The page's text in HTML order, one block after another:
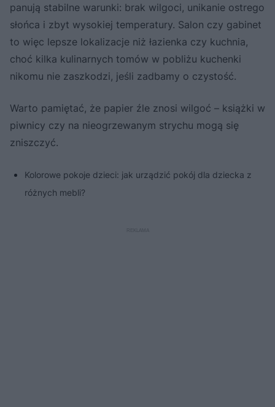
panują stabilne warunki: brak wilgoci, unikanie ostrego
słońca i zbyt wysokiej temperatury. Salon czy gabinet
to więc lepsze lokalizacje niż łazienka czy kuchnia,
choć kilka kulinarnych tomów w pobliżu kuchenki
nikomu nie zaszkodzi, jeśli zadbamy o czystość.
Warto pamiętać, że papier źle znosi wilgoć – książki w
piwnicy czy na nieogrzewanym strychu mogą się
zniszczyć.
Kolorowe pokoje dzieci: jak urządzić pokój dla dziecka z
różnych mebli?